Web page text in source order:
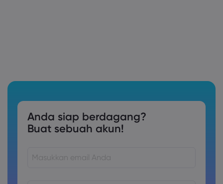
Anda siap berdagang?
Buat sebuah akun!